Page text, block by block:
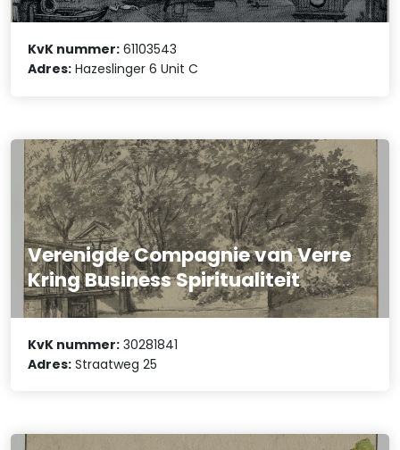
KvK nummer: 61103543
Adres: Hazeslinger 6 Unit C
Verenigde Compagnie van Verre
Kring Business Spiritualiteit
KvK nummer: 30281841
Adres: Straatweg 25